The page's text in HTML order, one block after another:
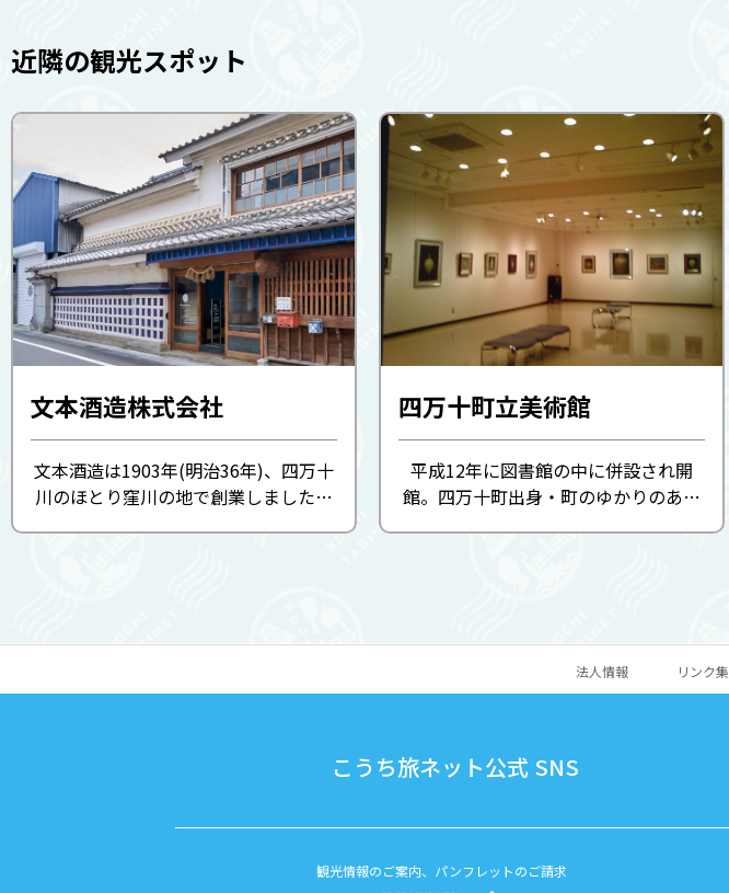
近隣の観光スポット
文本酒造株式会社
文本酒造は1903年(明治36年)、四万十
川のほとり窪川の地で創業しました。
四万十町立美術館
平成12年に図書館の中に併設され開
館。四万十町出身・町のゆかりのある
法人情報 リンク集
こうち旅ネット公式 SNS
観光情報のご案内、パンフレットのご請求